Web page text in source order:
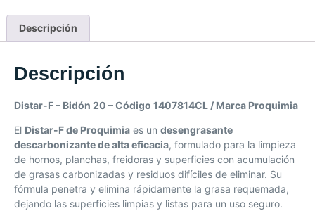
Descripción
Descripción
Distar-F – Bidón 20 – Código 1407814CL / Marca Proquimia
El Distar-F de Proquimia es un desengrasante
descarbonizante de alta eficacia, formulado para la limpieza
de hornos, planchas, freidoras y superficies con acumulación
de grasas carbonizadas y residuos difíciles de eliminar. Su
fórmula penetra y elimina rápidamente la grasa requemada,
dejando las superficies limpias y listas para un uso seguro.